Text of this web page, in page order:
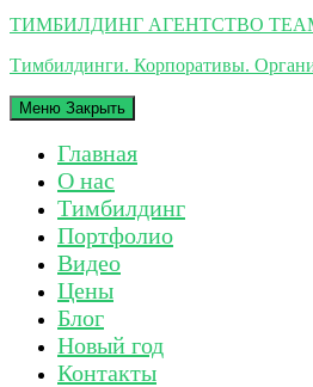
ТИМБИЛДИНГ АГЕНТСТВО
Тимбилдинги. Корпоративы.
Меню Закрыть
Главная
О нас
Тимбилдинг
Портфолио
Видео
Цены
Блог
Новый год
Контакты